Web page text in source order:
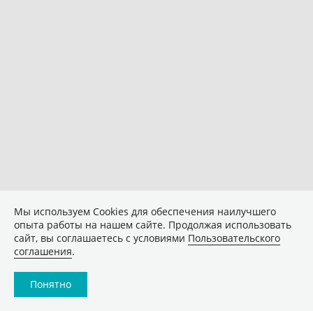
Мы используем Сookies для обеспечения наилучшего
опыта работы на нашем сайте. Продолжая использовать
сайт, вы соглашаетесь с условиями Пользовательского
соглашения.
Понятно